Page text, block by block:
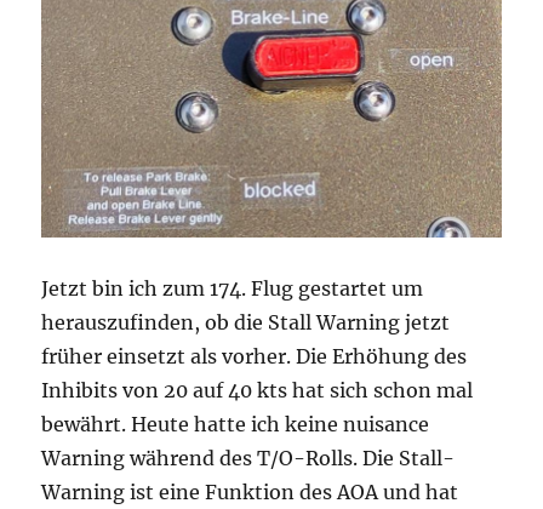
Jetzt bin ich zum 174. Flug gestartet um
herauszufinden, ob die Stall Warning jetzt
früher einsetzt als vorher. Die Erhöhung des
Inhibits von 20 auf 40 kts hat sich schon mal
bewährt. Heute hatte ich keine nuisance
Warning während des T/O-Rolls. Die Stall-
Warning ist eine Funktion des AOA und hat